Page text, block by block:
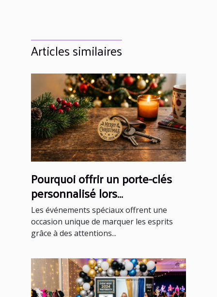
Articles similaires
Pourquoi offrir un porte-clés
personnalisé lors
d'événements spéciaux ?
Les événements spéciaux offrent une
occasion unique de marquer les esprits
grâce à des attentions...